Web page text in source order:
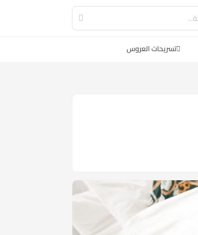
تسريحات العروس